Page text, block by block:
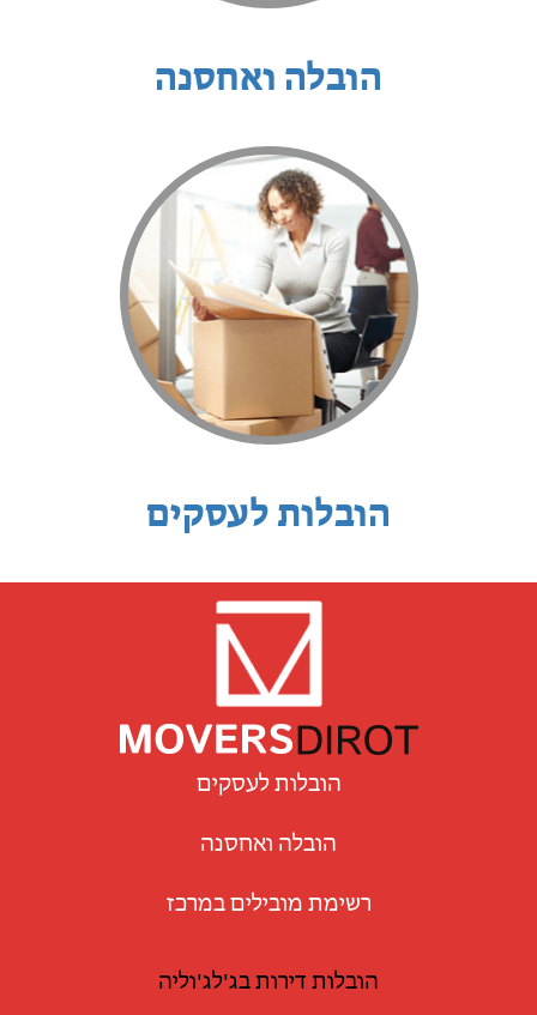
הובלה ואחסנה
הובלות לעסקים
הובלות לעסקים
הובלה ואחסנה
רשימת מובילים במרכז
הובלות דירות בג'לג'וליה